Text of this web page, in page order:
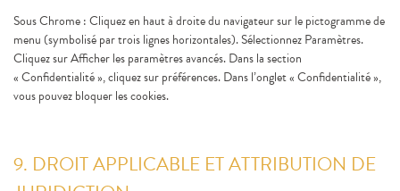
Sous Chrome : Cliquez en haut à droite du navigateur sur le pictogramme de
menu (symbolisé par trois lignes horizontales). Sélectionnez Paramètres.
Cliquez sur Afficher les paramètres avancés. Dans la section
« Confidentialité », cliquez sur préférences. Dans l’onglet « Confidentialité »,
vous pouvez bloquer les cookies.
9. DROIT APPLICABLE ET ATTRIBUTION DE